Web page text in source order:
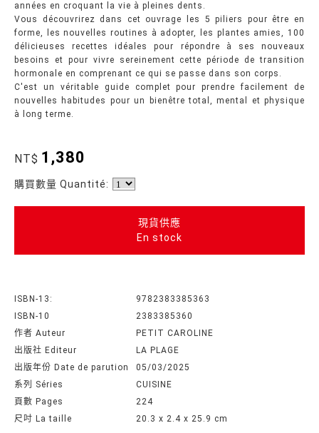
années en croquant la vie à pleines dents.
Vous découvrirez dans cet ouvrage les 5 piliers pour être en
forme, les nouvelles routines à adopter, les plantes amies, 100
délicieuses recettes idéales pour répondre à ses nouveaux
besoins et pour vivre sereinement cette période de transition
hormonale en comprenant ce qui se passe dans son corps.
C'est un véritable guide complet pour prendre facilement de
nouvelles habitudes pour un bienêtre total, mental et physique
à long terme.
NT$ 1,380
購買數量 Quantité:
現貨供應
En stock
ISBN-13:
9782383385363
ISBN-10
2383385360
作者 Auteur
PETIT CAROLINE
出版社 Editeur
LA PLAGE
出版年份 Date de parution
05/03/2025
系列 Séries
CUISINE
頁數 Pages
224
尺吋 La taille
20.3 x 2.4 x 25.9 cm